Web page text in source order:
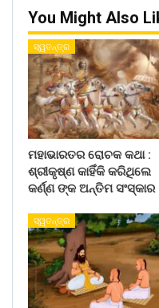
You Might Also
ସ୍ୱତନ୍ତ୍ର
ମହାଭାରତର ରୋଚକ କଥା :
ଶ୍ରୀକୃଷ୍ଣ କାହିଁକି କରିଥିଲେ
କର୍ଣ୍ଣ ଙ୍କ ଅନ୍ତିମ ସଂସ୍କାର
ସ୍ୱତନ୍ତ୍ର